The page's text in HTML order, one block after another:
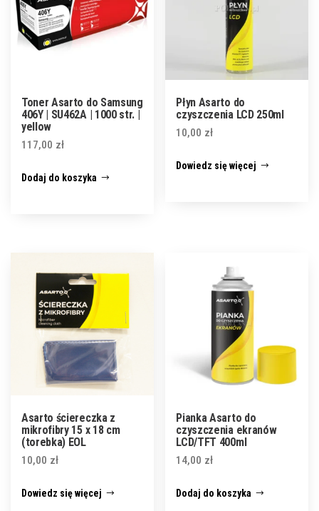
Toner Asarto do Samsung
406Y | SU462A | 1000 str. |
yellow
117,00 zł
Dodaj do koszyka
Płyn Asarto do
czyszczenia LCD 250ml
10,00 zł
Dowiedz się więcej
Asarto ściereczka z
mikrofibry 15 x 18 cm
(torebka) EOL
10,00 zł
Dowiedz się więcej
Pianka Asarto do
czyszczenia ekranów
LCD/TFT 400ml
14,00 zł
Dodaj do koszyka